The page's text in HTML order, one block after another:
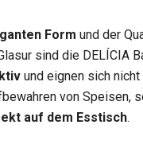
Form und der
sind die DELÍCIA
und eignen sich nicht
von Speisen,
auf dem Esstisch.